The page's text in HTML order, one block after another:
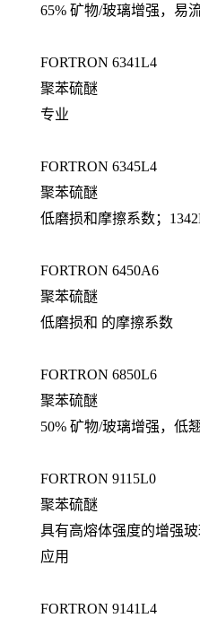
65% 矿物/玻璃增强，易
FORTRON 6341L4
聚苯硫醚
专业
FORTRON 6345L4
聚苯硫醚
低磨损和摩擦系数；
FORTRON 6450A6
聚苯硫醚
低磨损和 的摩擦系数
FORTRON 6850L6
聚苯硫醚
50% 矿物/玻璃增强，低
FORTRON 9115L0
聚苯硫醚
具有高熔体强度的增强
应用
FORTRON 9141L4